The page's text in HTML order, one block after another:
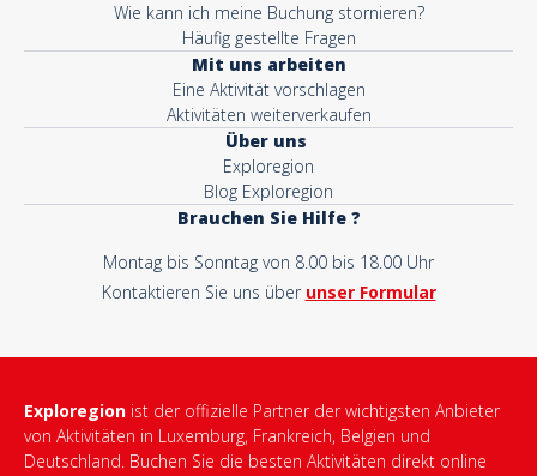
Wie kann ich meine Buchung stornieren?
Häufig gestellte Fragen
Mit uns arbeiten
Eine Aktivität vorschlagen
Aktivitäten weiterverkaufen
Über uns
Exploregion
Blog Exploregion
Brauchen Sie Hilfe ?
Montag bis Sonntag von 8.00 bis 18.00 Uhr
Kontaktieren Sie uns über unser Formular
Exploregion ist der offizielle Partner der wichtigsten Anbieter
von Aktivitäten in Luxemburg, Frankreich, Belgien und
Deutschland. Buchen Sie die besten Aktivitäten direkt online